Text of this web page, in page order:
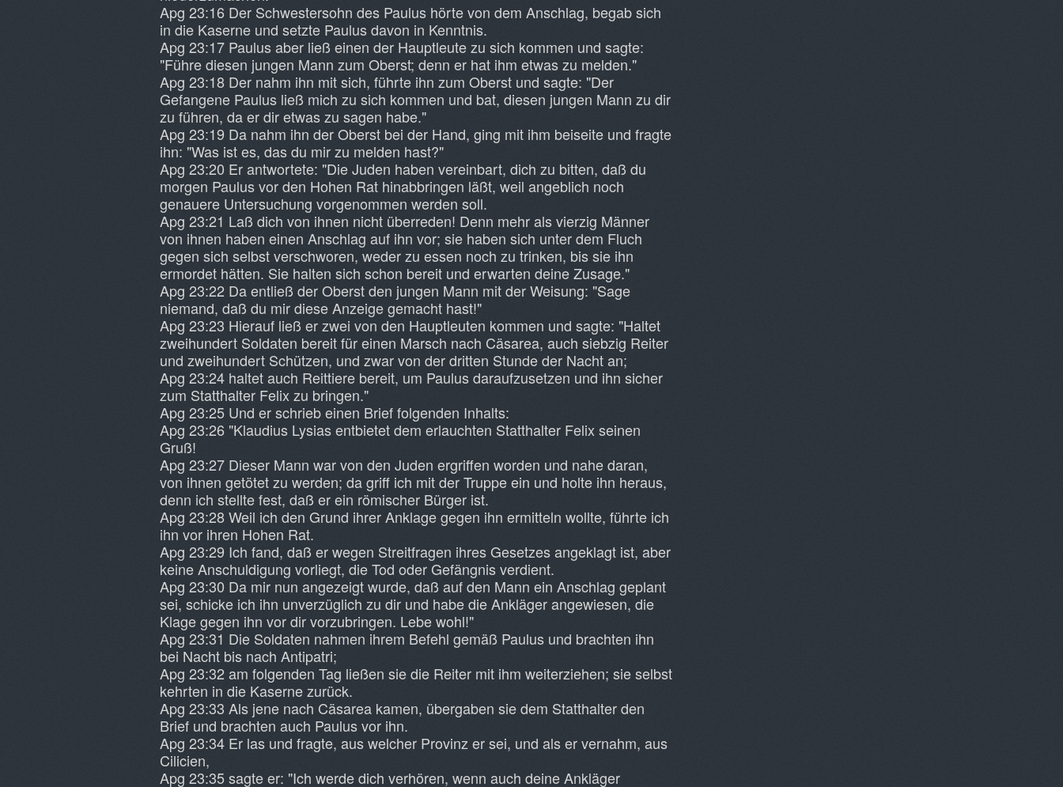
Apg 23:16 Der Schwestersohn des Paulus hörte von dem Anschlag, begab sich
in die Kaserne und setzte Paulus davon in Kenntnis.
Apg 23:17 Paulus aber ließ einen der Hauptleute zu sich kommen und sagte:
"Führe diesen jungen Mann zum Oberst; denn er hat ihm etwas zu melden."
Apg 23:18 Der nahm ihn mit sich, führte ihn zum Oberst und sagte: "Der
Gefangene Paulus ließ mich zu sich kommen und bat, diesen jungen Mann zu dir
zu führen, da er dir etwas zu sagen habe."
Apg 23:19 Da nahm ihn der Oberst bei der Hand, ging mit ihm beiseite und fragte
ihn: "Was ist es, das du mir zu melden hast?"
Apg 23:20 Er antwortete: "Die Juden haben vereinbart, dich zu bitten, daß du
morgen Paulus vor den Hohen Rat hinabbringen läßt, weil angeblich noch
genauere Untersuchung vorgenommen werden soll.
Apg 23:21 Laß dich von ihnen nicht überreden! Denn mehr als vierzig Männer
von ihnen haben einen Anschlag auf ihn vor; sie haben sich unter dem Fluch
gegen sich selbst verschworen, weder zu essen noch zu trinken, bis sie ihn
ermordet hätten. Sie halten sich schon bereit und erwarten deine Zusage."
Apg 23:22 Da entließ der Oberst den jungen Mann mit der Weisung: "Sage
niemand, daß du mir diese Anzeige gemacht hast!"
Apg 23:23 Hierauf ließ er zwei von den Hauptleuten kommen und sagte: "Haltet
zweihundert Soldaten bereit für einen Marsch nach Cäsarea, auch siebzig Reiter
und zweihundert Schützen, und zwar von der dritten Stunde der Nacht an;
Apg 23:24 haltet auch Reittiere bereit, um Paulus daraufzusetzen und ihn sicher
zum Statthalter Felix zu bringen."
Apg 23:25 Und er schrieb einen Brief folgenden Inhalts:
Apg 23:26 "Klaudius Lysias entbietet dem erlauchten Statthalter Felix seinen
Gruß!
Apg 23:27 Dieser Mann war von den Juden ergriffen worden und nahe daran,
von ihnen getötet zu werden; da griff ich mit der Truppe ein und holte ihn heraus,
denn ich stellte fest, daß er ein römischer Bürger ist.
Apg 23:28 Weil ich den Grund ihrer Anklage gegen ihn ermitteln wollte, führte ich
ihn vor ihren Hohen Rat.
Apg 23:29 Ich fand, daß er wegen Streitfragen ihres Gesetzes angeklagt ist, aber
keine Anschuldigung vorliegt, die Tod oder Gefängnis verdient.
Apg 23:30 Da mir nun angezeigt wurde, daß auf den Mann ein Anschlag geplant
sei, schicke ich ihn unverzüglich zu dir und habe die Ankläger angewiesen, die
Klage gegen ihn vor dir vorzubringen. Lebe wohl!"
Apg 23:31 Die Soldaten nahmen ihrem Befehl gemäß Paulus und brachten ihn
bei Nacht bis nach Antipatri;
Apg 23:32 am folgenden Tag ließen sie die Reiter mit ihm weiterziehen; sie selbst
kehrten in die Kaserne zurück.
Apg 23:33 Als jene nach Cäsarea kamen, übergaben sie dem Statthalter den
Brief und brachten auch Paulus vor ihn.
Apg 23:34 Er las und fragte, aus welcher Provinz er sei, und als er vernahm, aus
Cilicien,
Apg 23:35 sagte er: "Ich werde dich verhören, wenn auch deine Ankläger